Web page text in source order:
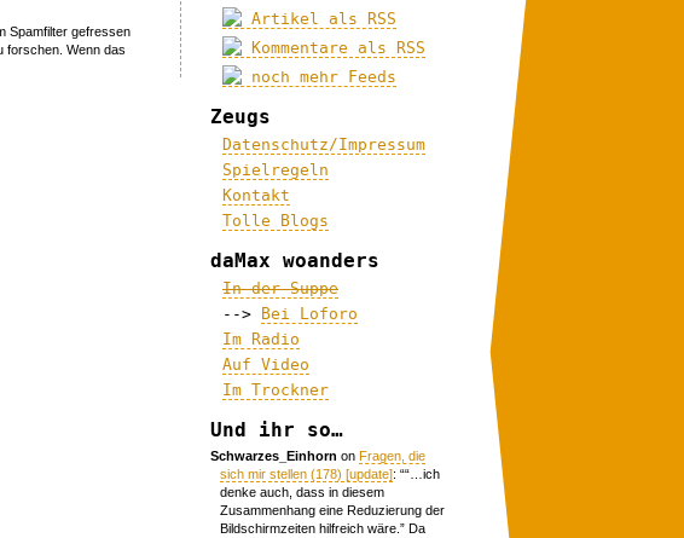
Spamfilter gefressen
forschen. Wenn das
Artikel als RSS
Kommentare als RSS
noch mehr Feeds
Zeugs
Datenschutz/Impressum
Spielregeln
Kontakt
Tolle Blogs
daMax woanders
In der Suppe
-->
Bei Loforo
Im Radio
Auf Video
Im Trockner
Und ihr so…
Schwarzes_Einhorn onFragen, die
sich mir stellen (178) [update]: ““…ich
denke auch, dass in diesem
Zusammenhang eine Reduzierung der
Bildschirmzeiten hilfreich wäre.” Da